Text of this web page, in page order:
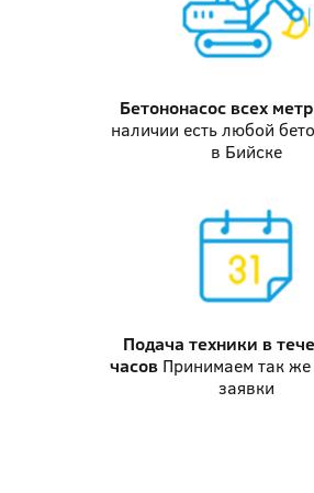
Бетононасосвсех
наличии есть любой
в Бийске
Подача техники в
часов Принимаем так
заявки